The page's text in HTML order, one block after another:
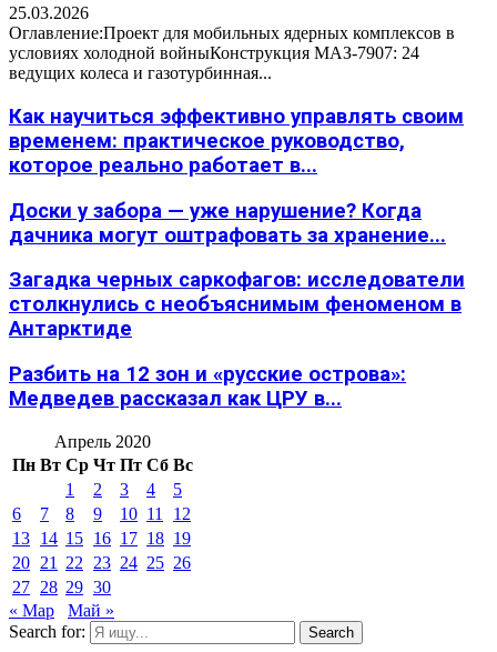
25.03.2026
Оглавление:Проект для мобильных ядерных комплексов в
условиях холодной войныКонструкция МАЗ-7907: 24
ведущих колеса и газотурбинная...
Как научиться эффективно управлять своим
временем: практическое руководство,
которое реально работает в...
Доски у забора — уже нарушение? Когда
дачника могут оштрафовать за хранение...
Загадка черных саркофагов: исследователи
столкнулись с необъяснимым феноменом в
Антарктиде
Разбить на 12 зон и «русские острова»:
Медведев рассказал как ЦРУ в...
Апрель 2020
Пн Вт Ср Чт Пт Сб Вс
1
2 3 4
5
6
7 8 9 10 11
12
13 14 15 16 17 18 19
20 21 22 23 24 25 26
27 28 29 30
« Мар
Май »
Search for:
Search